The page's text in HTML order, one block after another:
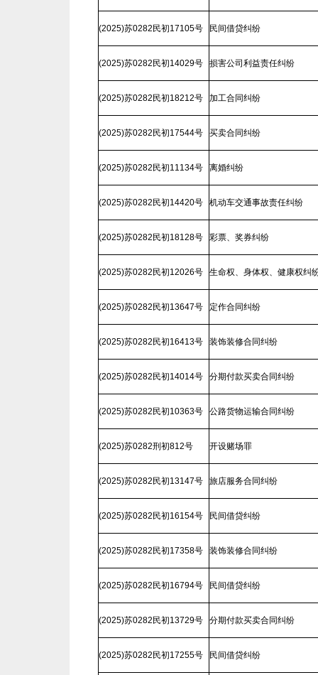
(2025)苏0282民初17105号 民间借贷纠纷
(2025)苏0282民初14029号 损害公司利益责任纠纷
(2025)苏0282民初18212号 加工合同纠纷
(2025)苏0282民初17544号 买卖合同纠纷
(2025)苏0282民初11134号 离婚纠纷
(2025)苏0282民初14420号 机动车交通事故责任纠纷
(2025)苏0282民初18128号 彩票、奖券纠纷
(2025)苏0282民初12026号 生命权、身体权、健康权纠
(2025)苏0282民初13647号 定作合同纠纷
(2025)苏0282民初16413号 装饰装修合同纠纷
(2025)苏0282民初14014号 分期付款买卖合同纠纷
(2025)苏0282民初10363号 公路货物运输合同纠纷
(2025)苏0282刑初812号 开设赌场罪
(2025)苏0282民初13147号 旅店服务合同纠纷
(2025)苏0282民初16154号 民间借贷纠纷
(2025)苏0282民初17358号 装饰装修合同纠纷
(2025)苏0282民初16794号 民间借贷纠纷
(2025)苏0282民初13729号 分期付款买卖合同纠纷
(2025)苏0282民初17255号 民间借贷纠纷